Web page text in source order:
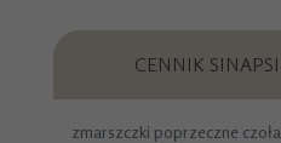
CENNIK SINAPSI
zmarszczki poprzeczne czoła